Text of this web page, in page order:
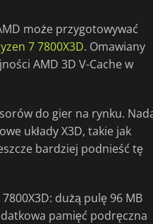
może przygotowywać
7 7800X3D. Omawiany
AMD 3D V-Cache w
do gier na rynku.
układy X3D, takie jak
bardziej podnieść tę
dużą pulę 96 MB
pamięć podręczna